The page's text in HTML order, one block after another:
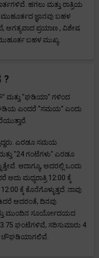
ಹಗಲು ಮತ್ತು ರಾತ್ರಿಯ
ಜ್ಞಾನವು ಬಹಳ
ಅಗತ್ಯವಾದ ಪ್ರಯಾಣ , ವಿಶೇಷ
ಬಹಳ ಮುಖ್ಯ.
?
ಮತ್ತು "ಘಡಿಯಾ" ಗಳಿಂದ
ಘಡಿಯ ಎಂದರೆ “ಸಮಯ” ಎಂದು
ಎರಡೂ ಸಮಯ
"24 ಗಂಟೆಗಳು" ಎರಡೂ
ಆದಾಗ್ಯೂ, ಅದರಲ್ಲಿ ಒಂದು
ಮಧ್ಯರಾತ್ರಿ 12:00 ಕ್ಕೆ
ಕ್ಕೆ ಕೊನೆಗೊಳ್ಳುತ್ತದೆ. ನಾವು
ಅದರಂತೆ, ದಿನವು
ಮುಂದಿನ ಸೂರ್ಯೋದಯದ
ಘಂಟೆಗಳಿವೆ, ಸರಿಸುಮಾರು 4
ಚೌಘಡಿಯಾಗಲಿವೆ.